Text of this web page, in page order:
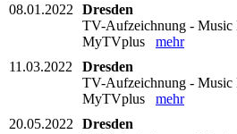
08.01.2022
Dresden
TV-Aufzeichnung - Music
MyTVplus mehr
11.03.2022
Dresden
TV-Aufzeichnung - Music
MyTVplus mehr
20.05.2022
Dresden